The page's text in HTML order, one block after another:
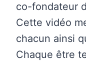
co-fondateur
Cette vidéo
chacun ainsi
Chaque être